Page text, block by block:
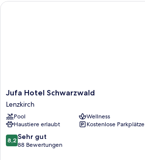
Jufa
Hotel
Schwarzwald
Lenzkirch
Jufa Hotel Schwarzwald
Lenzkirch
Pool
Wellness
Haustiere erlaubt
Kostenlose Parkplätze
8.2
von
8,2 Sehr gut
88 Bewertungen
Jufa Hotel Schwarzwald